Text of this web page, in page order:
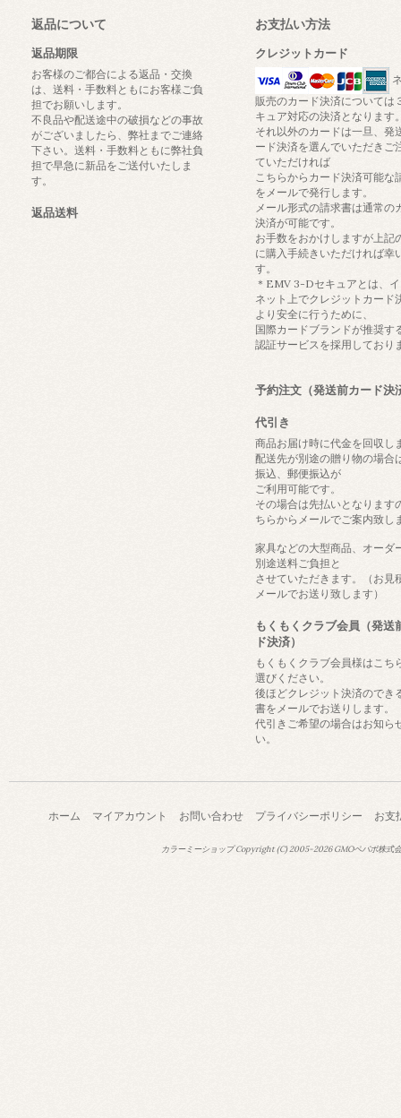
返品について
返品期限
お客様のご都合による返品・交換
は、送料・手数料ともにお客様ご負
担でお願いします。
不良品や配送途中の破損などの事故
がございましたら、弊社までご連絡
下さい。送料・手数料ともに弊社負
担で早急に新品をご送付いたしま
す。
返品送料
お支払い方法
クレジットカード
販売のカード決済については
キュア対応の決済となります
それ以外のカードは一旦、発
ード決済を選んでいただきご
ていただければ
こちらからカード決済可能な
をメールで発行します。
メール形式の請求書は通常の
決済が可能です。
お手数をおかけしますが上記
に購入手続きいただければ幸
す。
＊EMV 3-Dセキュアとは、
ネット上でクレジットカード
より安全に行うために、
国際カードブランドが推奨す
認証サービスを採用しており
予約注文（発送前カード決
代引き
商品お届け時に代金を回収し
配送先が別途の贈り物の場合
振込、郵便振込が
ご利用可能です。
その場合は先払いとなります
ちらからメールでご案内致し
家具などの大型商品、オーダ
別途送料ご負担と
させていただきます。（お見
メールでお送り致します）
もくもくクラブ会員（発送
ド決済）
もくもくクラブ会員様はこち
選びください。
後ほどクレジット決済のでき
書をメールでお送りします。
代引きご希望の場合はお知ら
い。
ホーム マイアカウント お問い合わせ プライバシーポリシー お支
カラーミーショップCopyright (C) 2005-2026GMOペパボ株式